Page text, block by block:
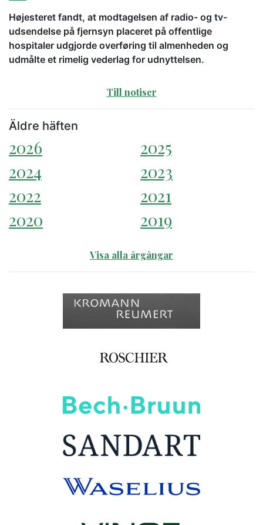
Højesteret fandt, at modtagelsen af radio- og tv-
udsendelse på fjernsyn placeret på offentlige
hospitaler udgjorde overføring til almenheden og
udmålte et rimelig vederlag for udnyttelsen.
Till notiser
Äldre häften
2026
2025
2024
2023
2022
2021
2020
2019
Visa alla årgångar